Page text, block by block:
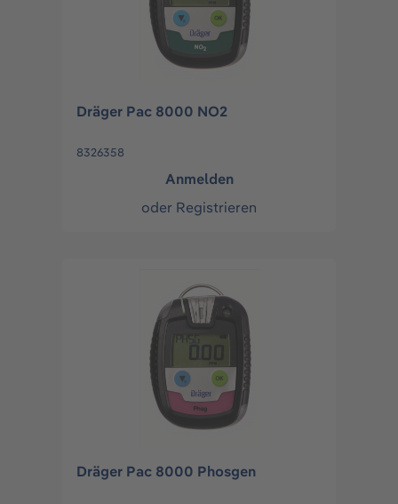
Dräger Pac 8000 NO2
8326358
Anmelden
oder Registrieren
Dräger Pac 8000 Phosgen